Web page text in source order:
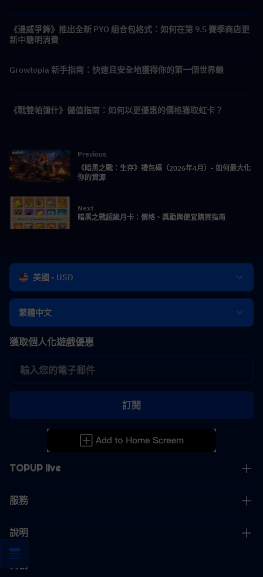
《漫威爭鋒》推出全新 PYO 組合包格式：如何在第 9.5 賽季商店更
新中聰明消費
Growtopia 新手指南：快速且安全地獲得你的第一個世界鎖
《戰雙帕彌什》儲值指南：如何以更優惠的價格獲取虹卡？
Previous
《暗黑之戰：生存》禮包碼（2026年4月）- 如何最大化
你的資源
Next
暗黑之戰超級月卡：價格、獎勵與便宜購買指南
美國 - USD
繁體中文
TOPUP live
服務
說明
商務
獲取個人化遊戲優惠
訂閱